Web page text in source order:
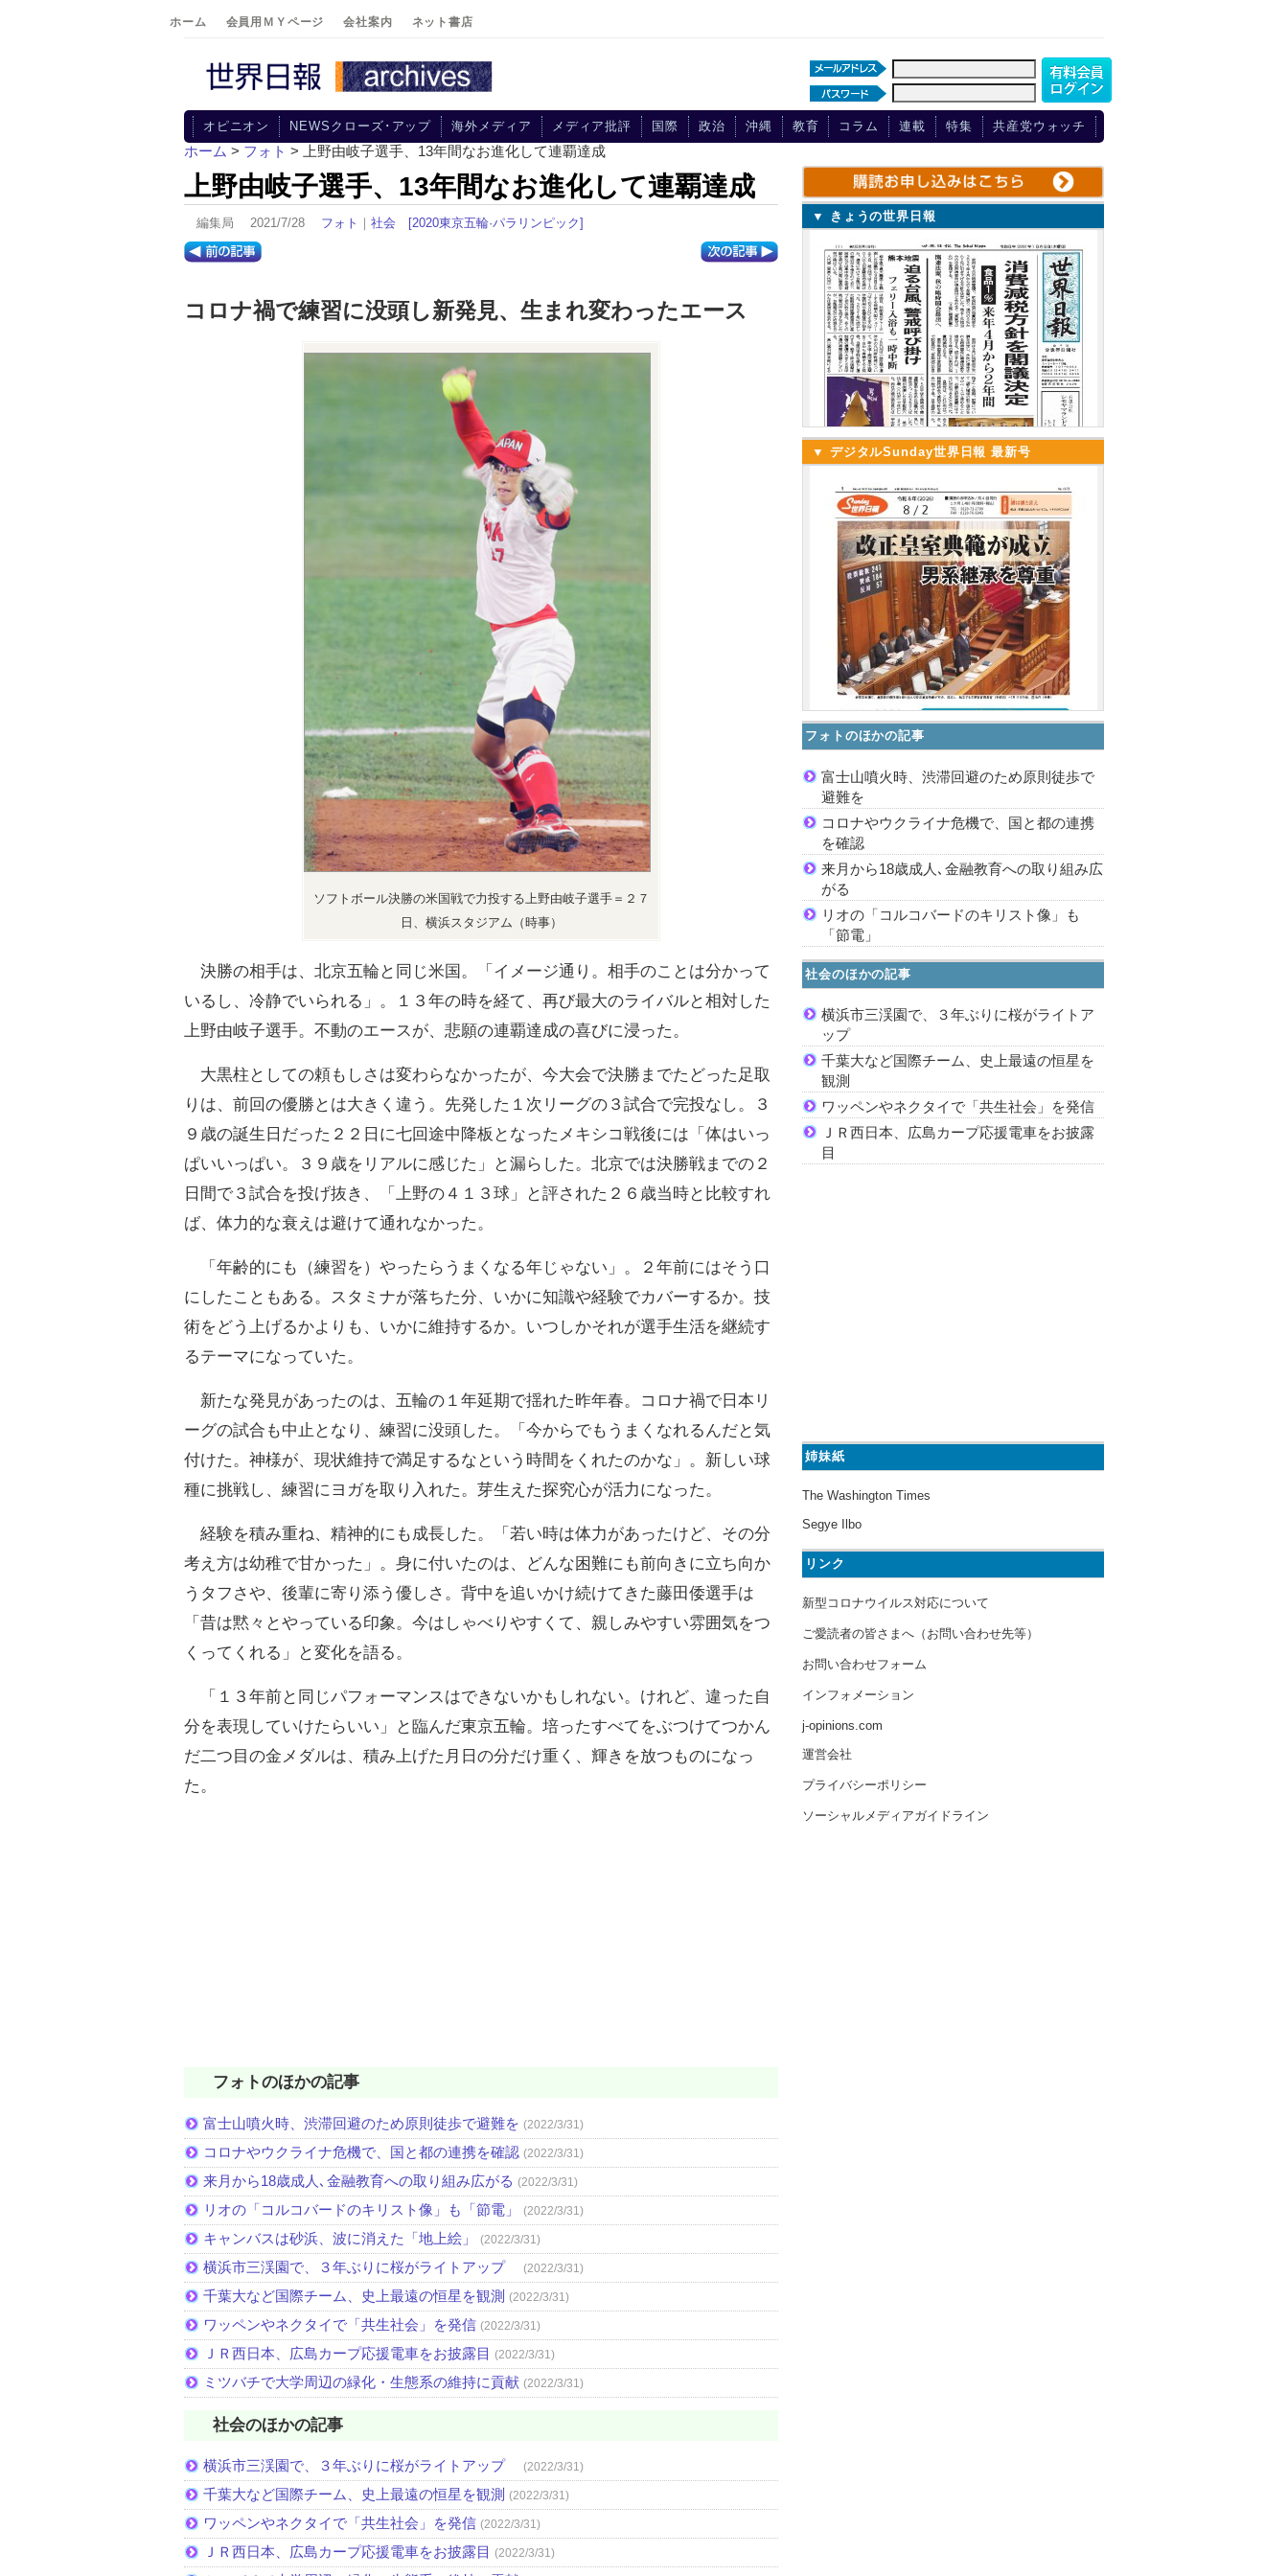
ホーム 会員用ＭＹページ 会社案内 ネット書店
オピニオン NEWSクローズ･アップ 海外メディア メディア批評 国際 政治 沖縄 教育 コラム 連載 特集 共産党ウォッチ
ホーム > フォト > 上野由岐子選手、13年間なお進化して連覇達成
上野由岐子選手、13年間なお進化して連覇達成
編集局 2021/7/28 フォト ｜ 社会 [2020東京五輪·パラリンピック]
コロナ禍で練習に没頭し新発見、生まれ変わったエース
ソフトボール決勝の米国戦で力投する上野由岐子選手＝２７
日、横浜スタジアム（時事）
決勝の相手は、北京五輪と同じ米国。「イメージ通り。相手のことは分かって
いるし、冷静でいられる」。１３年の時を経て、再び最大のライバルと相対した
上野由岐子選手。不動のエースが、悲願の連覇達成の喜びに浸った。
大黒柱としての頼もしさは変わらなかったが、今大会で決勝までたどった足取
りは、前回の優勝とは大きく違う。先発した１次リーグの３試合で完投なし。３
９歳の誕生日だった２２日に七回途中降板となったメキシコ戦後には「体はいっ
ぱいいっぱい。３９歳をリアルに感じた」と漏らした。北京では決勝戦までの２
日間で３試合を投げ抜き、「上野の４１３球」と評された２６歳当時と比較すれ
ば、体力的な衰えは避けて通れなかった。
「年齢的にも（練習を）やったらうまくなる年じゃない」。２年前にはそう口
にしたこともある。スタミナが落ちた分、いかに知識や経験でカバーするか。技
術をどう上げるかよりも、いかに維持するか。いつしかそれが選手生活を継続す
るテーマになっていた。
新たな発見があったのは、五輪の１年延期で揺れた昨年春。コロナ禍で日本リ
ーグの試合も中止となり、練習に没頭した。「今からでもうまくなれるんだと気
付けた。神様が、現状維持で満足するなという時間をくれたのかな」。新しい球
種に挑戦し、練習にヨガを取り入れた。芽生えた探究心が活力になった。
経験を積み重ね、精神的にも成長した。「若い時は体力があったけど、その分
考え方は幼稚で甘かった」。身に付いたのは、どんな困難にも前向きに立ち向か
うタフさや、後輩に寄り添う優しさ。背中を追いかけ続けてきた藤田倭選手は
「昔は黙々とやっている印象。今はしゃべりやすくて、親しみやすい雰囲気をつ
くってくれる」と変化を語る。
「１３年前と同じパフォーマンスはできないかもしれない。けれど、違った自
分を表現していけたらいい」と臨んだ東京五輪。培ったすべてをぶつけてつかん
だ二つ目の金メダルは、積み上げた月日の分だけ重く、輝きを放つものになっ
た。
フォトのほかの記事
富士山噴火時、渋滞回避のため原則徒歩で避難を (2022/3/31)
コロナやウクライナ危機で、国と都の連携を確認 (2022/3/31)
来月から18歳成人､金融教育への取り組み広がる (2022/3/31)
リオの「コルコバードのキリスト像」も「節電」 (2022/3/31)
キャンバスは砂浜、波に消えた「地上絵」 (2022/3/31)
横浜市三渓園で、３年ぶりに桜がライトアップ (2022/3/31)
千葉大など国際チーム、史上最遠の恒星を観測 (2022/3/31)
ワッペンやネクタイで「共生社会」を発信 (2022/3/31)
ＪＲ西日本、広島カープ応援電車をお披露目 (2022/3/31)
ミツバチで大学周辺の緑化・生態系の維持に貢献 (2022/3/31)
社会のほかの記事
横浜市三渓園で、３年ぶりに桜がライトアップ (2022/3/31)
千葉大など国際チーム、史上最遠の恒星を観測 (2022/3/31)
ワッペンやネクタイで「共生社会」を発信 (2022/3/31)
ＪＲ西日本、広島カープ応援電車をお披露目 (2022/3/31)
▼ きょうの世界日報
▼ デジタルSunday世界日報 最新号
フォトのほかの記事
富士山噴火時、渋滞回避のため原則徒歩で
避難を
コロナやウクライナ危機で、国と都の連携
を確認
来月から18歳成人､金融教育への取り組み広
がる
リオの「コルコバードのキリスト像」も
「節電」
社会のほかの記事
横浜市三渓園で、３年ぶりに桜がライトア
ップ
千葉大など国際チーム、史上最遠の恒星を
観測
ワッペンやネクタイで「共生社会」を発信
ＪＲ西日本、広島カープ応援電車をお披露
目
姉妹紙
The Washington Times
Segye Ilbo
リンク
新型コロナウイルス対応について
ご愛読者の皆さまへ（お問い合わせ先等）
お問い合わせフォーム
インフォメーション
j-opinions.com
運営会社
プライバシーポリシー
ソーシャルメディアガイドライン